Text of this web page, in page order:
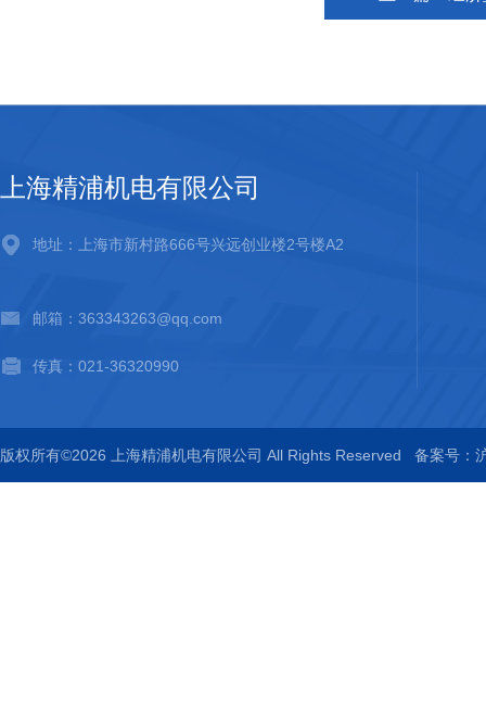
上海精浦机电有限公司
地址：上海市新村路666号兴远创业楼2号楼A2
邮箱：363343263@qq.com
传真：021-36320990
版权所有©2026 上海精浦机电有限公司 All Rights Reserved 备案号：